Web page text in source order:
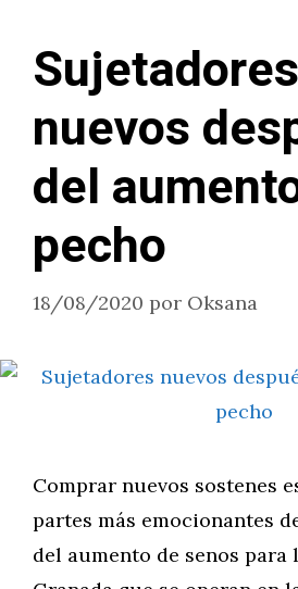
Sujetadores
nuevos
del
pecho
18/08/2020 por Oksana
Comprar nuevos sostenes
partes más emocionantes
del aumento de senos para